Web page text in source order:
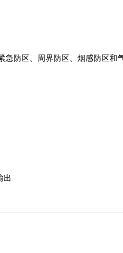
防区、周界防区、烟感防区
出